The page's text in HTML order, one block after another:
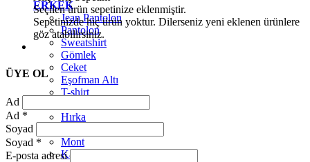
ERKEK
Jean Pantolon
Pantolon
Sweatshirt
Gömlek
Ceket
Eşofman Altı
T-shirt
Hırka
Mont
Kaban
Seçilen ürün sepetinize eklenmiştir.
Sepetinizde hiç ürün yoktur. Dilerseniz yeni eklenen ürünlere
göz atabilirsiniz.
ÜYE OL
Ad
Ad *
Soyad
Soyad *
E-posta adresi